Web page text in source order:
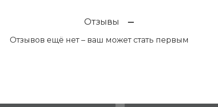
Отзывы
Отзывов ещё нет – ваш может стать первым